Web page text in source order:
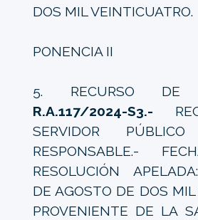
DOS MIL VEINTICUATRO.
PONENCIA II
5. RECURSO DE
R.A.117/2024-S3.-
SERVIDOR PÚBLICO
RESPONSABLE.-
RESOLUCIÓN
DE AGOSTO DE DOS
PROVENIENTE DE LA